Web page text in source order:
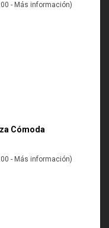
- Más información)
Cómoda
- Más información)